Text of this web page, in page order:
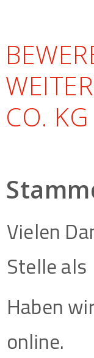
CO. KG
Vielen
Stelle als
Haben
online.